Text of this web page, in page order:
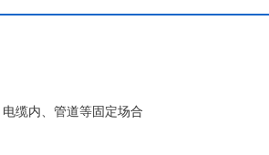
缆内、管道等固定场合